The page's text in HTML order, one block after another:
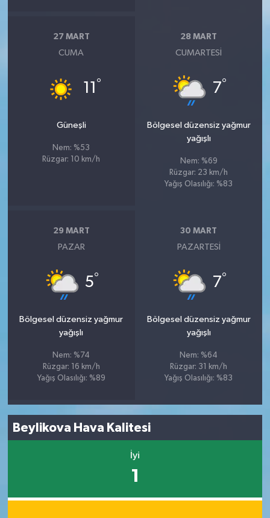
27 MART
CUMA
11 °
Güneşli
Nem: %53
Rüzgar: 10 km/h
28 MART
CUMARTESI
7°
Bölgesel düzensiz yağmur
yağışlı
Nem: %69
Rüzgar: 23 km/h
Yağış Olasılığı: %83
29 MART
PAZAR
5°
Bölgesel düzensiz yağmur
yağışlı
Nem: %74
Rüzgar: 16 km/h
Yağış Olasılığı: %89
30 MART
PAZARTESI
7°
Bölgesel düzensiz yağmur
yağışlı
Nem: %64
Rüzgar: 31 km/h
Yağış Olasılığı: %83
Beylikova Hava Kalitesi
İyi
1